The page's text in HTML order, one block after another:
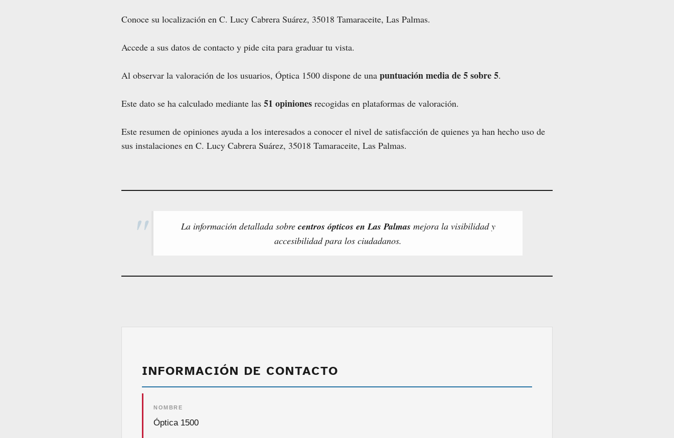
Conoce su localización en C. Lucy Cabrera Suárez, 35018 Tamaraceite, Las Palmas.
Accede a sus datos de contacto y pide cita para graduar tu vista.
Al observar la valoración de los usuarios, Óptica 1500 dispone de una puntuación media de 5 sobre 5.
Este dato se ha calculado mediante las 51 opiniones recogidas en plataformas de valoración.
Este resumen de opiniones ayuda a los interesados a conocer el nivel de satisfacción de quienes ya han hecho uso de
sus instalaciones en C. Lucy Cabrera Suárez, 35018 Tamaraceite, Las Palmas.
La información detallada sobre centros ópticos en Las Palmas mejora la visibilidad y
accesibilidad para los ciudadanos.
INFORMACIÓN DE CONTACTO
NOMBRE
Óptica 1500